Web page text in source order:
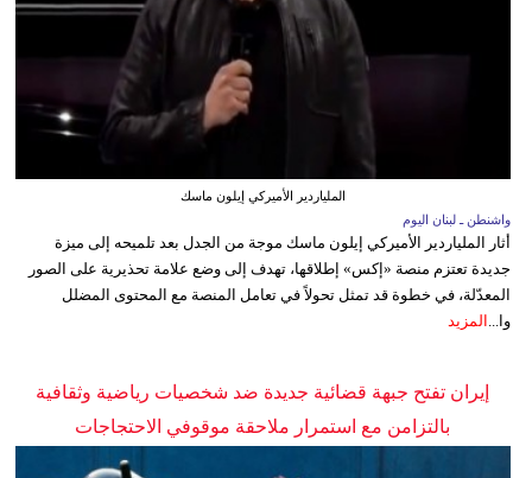
الملياردير الأميركي إيلون ماسك
واشنطن ـ لبنان اليوم
أثار الملياردير الأميركي إيلون ماسك موجة من الجدل بعد تلميحه إلى ميزة
جديدة تعتزم منصة «إكس» إطلاقها، تهدف إلى وضع علامة تحذيرية على الصور
المعدّلة، في خطوة قد تمثل تحولاً في تعامل المنصة مع المحتوى المضلل
وا... المزيد
إيران تفتح جبهة قضائية جديدة ضد شخصيات رياضية وثقافية
بالتزامن مع استمرار ملاحقة موقوفي الاحتجاجات